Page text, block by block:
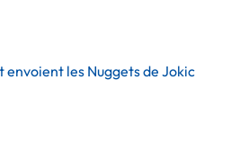
envoient les Nuggets de Jokic